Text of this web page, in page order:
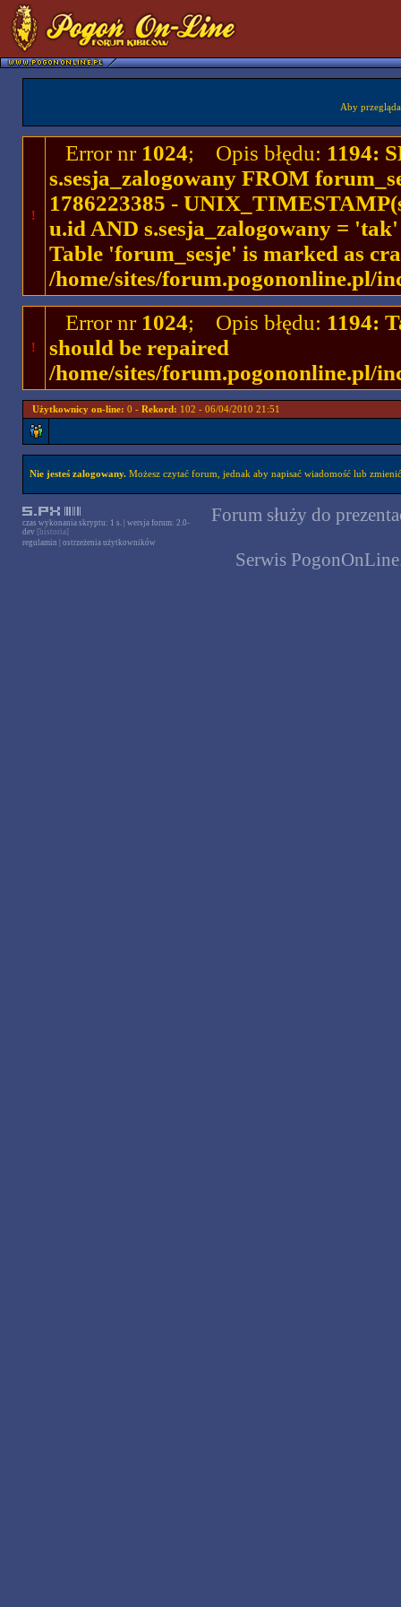
Aby
!
Error nr 1024; Opis błędu: 1194:
s.sesja_zalogowany FROM
1786223385 -
u.id AND s.sesja_zalogowany =
Table 'forum_sesje' is marked as
/home/sites/forum.pogononline.pl/
!
Error nr 1024; Opis błędu: 1194:
should be repaired
/home/sites/forum.pogononline.pl/
Użytkownicy on-line: 0 - Rekord: 102 - 06/04/2010 21:51
Nie jesteś zalogowany.Możesz czytać forum, jednak aby napisać wiadomość lub
czas wykonania skryptu: 1 s. | wersja forum: 2.0-
dev [historia]
regulamin
ostrzeżenia użytkowników
Forum służy do
Serwis